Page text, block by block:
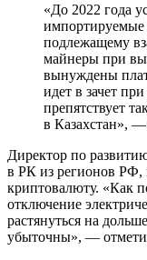
«До 2022 года
подлежащему
майнеры при
вынуждены
идет в зачет
препятствует
в Казахстан», —
Директор по
в РК из регионов РФ,
криптовалюту. «Как
отключение
растянуться на
убыточны», —